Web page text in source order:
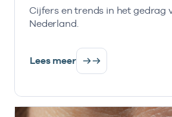
Cijfers en trends in het gedrag
Nederland.
Lees meer